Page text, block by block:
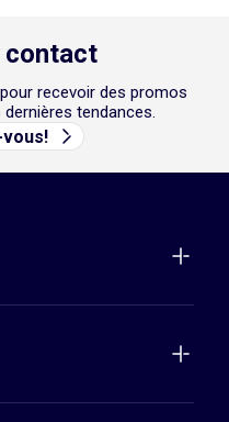
contact
recevoir des promos
tendances.